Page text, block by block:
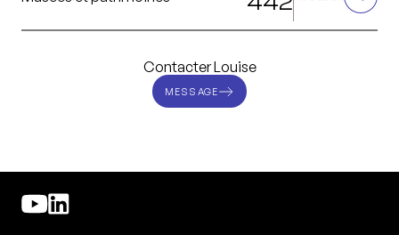
Contacter Louise
MESSAGE